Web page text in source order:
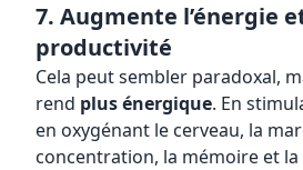
7. Augmente l’énergie
productivité
Cela peut sembler paradoxal,
rend plus énergique. En
en oxygénant le cerveau, la
concentration, la mémoire et